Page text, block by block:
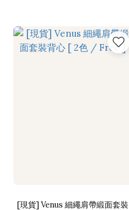
[現貨] Venus 細繩肩帶緞面套裝